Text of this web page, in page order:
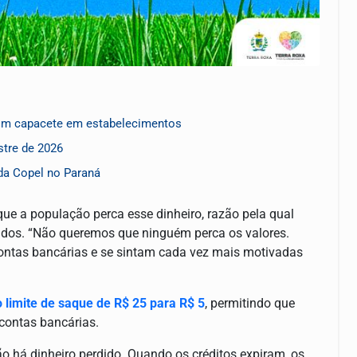
capacete em estabelecimentos
de 2026
Copel no Paraná
a população perca esse dinheiro, razão pela qual
“Não queremos que ninguém perca os valores.
bancárias e se sintam cada vez mais motivadas
limite de saque de R$ 25 para R$ 5, permitindo que
bancárias.